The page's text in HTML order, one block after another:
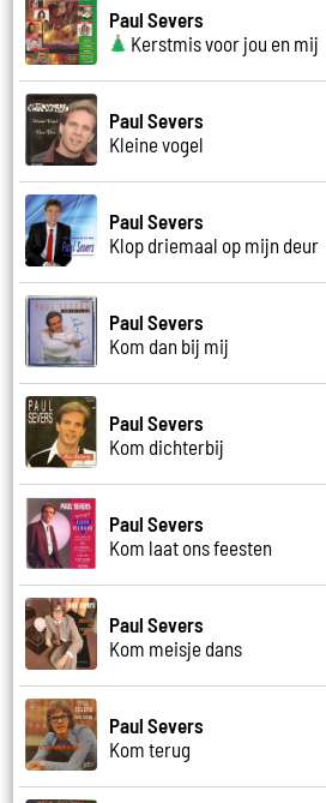
Paul Severs
Kerstmis voor jou en mij
Paul Severs
Kleine vogel
Paul Severs
Klop driemaal op mijn deur
Paul Severs
Kom dan bij mij
Paul Severs
Kom dichterbij
Paul Severs
Kom laat ons feesten
Paul Severs
Kom meisje dans
Paul Severs
Kom terug